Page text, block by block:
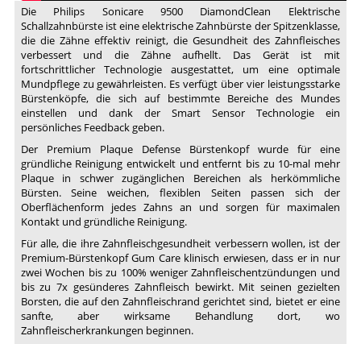
Die Philips Sonicare 9500 DiamondClean Elektrische
Schallzahnbürste ist eine elektrische Zahnbürste der Spitzenklasse,
die die Zähne effektiv reinigt, die Gesundheit des Zahnfleisches
verbessert und die Zähne aufhellt. Das Gerät ist mit
fortschrittlicher Technologie ausgestattet, um eine optimale
Mundpflege zu gewährleisten. Es verfügt über vier leistungsstarke
Bürstenköpfe, die sich auf bestimmte Bereiche des Mundes
einstellen und dank der Smart Sensor Technologie ein
persönliches Feedback geben.
Der Premium Plaque Defense Bürstenkopf wurde für eine
gründliche Reinigung entwickelt und entfernt bis zu 10-mal mehr
Plaque in schwer zugänglichen Bereichen als herkömmliche
Bürsten. Seine weichen, flexiblen Seiten passen sich der
Oberflächenform jedes Zahns an und sorgen für maximalen
Kontakt und gründliche Reinigung.
Für alle, die ihre Zahnfleischgesundheit verbessern wollen, ist der
Premium-Bürstenkopf Gum Care klinisch erwiesen, dass er in nur
zwei Wochen bis zu 100% weniger Zahnfleischentzündungen und
bis zu 7x gesünderes Zahnfleisch bewirkt. Mit seinen gezielten
Borsten, die auf den Zahnfleischrand gerichtet sind, bietet er eine
sanfte, aber wirksame Behandlung dort, wo
Zahnfleischerkrankungen beginnen.